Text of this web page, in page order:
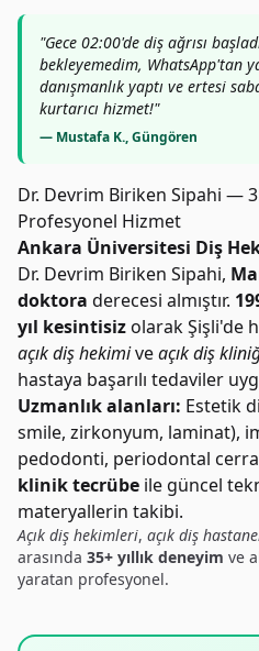
"Gece 02:00'de diş ağrısı
bekleyemedim, WhatsApp'tan
danışmanlık yaptı ve ertesi
kurtarıcı hizmet!"
— Mustafa K., Güngören
Dr. Devrim Biriken Sipahi —
Profesyonel Hizmet
Ankara Üniversitesi Diş
Dr. Devrim Biriken Sipahi,
doktora derecesi almıştır.
yıl kesintisizolarak Şişli'de
açık diş hekimiveaçık diş
hastaya başarılı tedaviler
Uzmanlık alanları: Estetik
smile, zirkonyum, laminat),
pedodonti, periodontal
klinik tecrübe ile güncel
materyallerin takibi.
Açık diş hekimleri, açık diş
arasında 35+ yıllık deneyim ve
yaratan profesyonel.